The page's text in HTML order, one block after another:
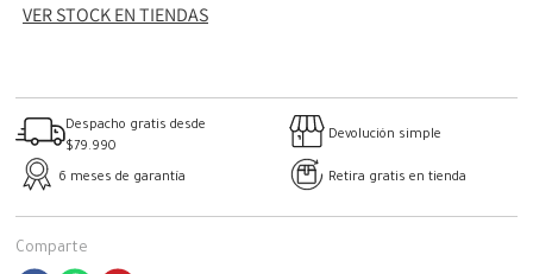
VER STOCK EN TIENDAS
Despacho gratis desde
$79.990
Devolución simple
6 meses de garantía Retira gratis en tienda
Comparte